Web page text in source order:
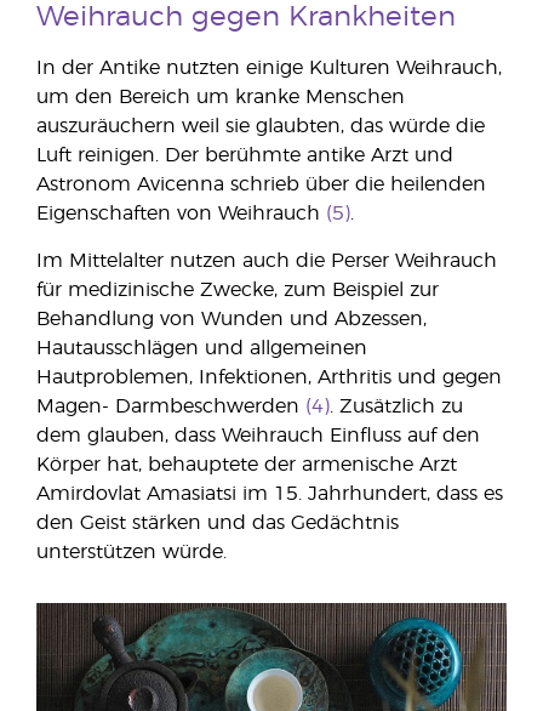
Weihrauch gegen Krankheiten
In der Antike nutzten einige Kulturen Weihrauch,
um den Bereich um kranke Menschen
auszuräuchern weil sie glaubten, das würde die
Luft reinigen. Der berühmte antike Arzt und
Astronom Avicenna schrieb über die heilenden
Eigenschaften von Weihrauch (5)
Im Mittelalter nutzen auch die Perser Weihrauch
für medizinische Zwecke, zum Beispiel zur
Behandlung von Wunden und Abzessen,
Hautausschlägen und allgemeinen
Hautproblemen, Infektionen, Arthritis und gegen
Magen- Darmbeschwerden (4) . Zusätzlich zu
dem glauben, dass Weihrauch Einfluss auf den
Körper hat, behauptete der armenische Arzt
Amirdovlat Amasiatsi im 15. Jahrhundert, dass es
den Geist stärken und das Gedächtnis
unterstützen würde.